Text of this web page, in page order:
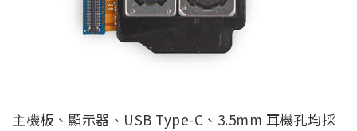
主機板、顯示器、USB Type-C、3.5mm 耳機孔均採